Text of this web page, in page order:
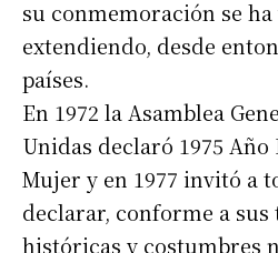
su conmemoración se
extendiendo, desde
países.
En 1972 la Asamblea
Unidas declaró 1975
Mujer y en 1977 invitó a
declarar, conforme a
históricas y costumbres